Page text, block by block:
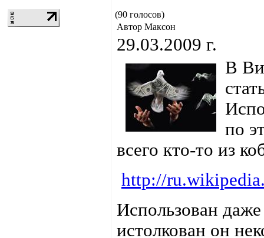
(90 голосов)
Автор Максон
29.03.2009 г.
В
по
всего кто-то из
http://
Использован
истолкован он